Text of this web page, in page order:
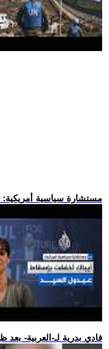
.. مستشارة سياسية
.. فادي بدرية لـ-العربية-